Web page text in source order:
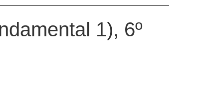
1), 6º